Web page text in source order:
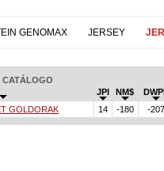
GENOMAX JERSEY
CATÁLOGO
JPI NM$
GOLDORAK 14 -180 -207